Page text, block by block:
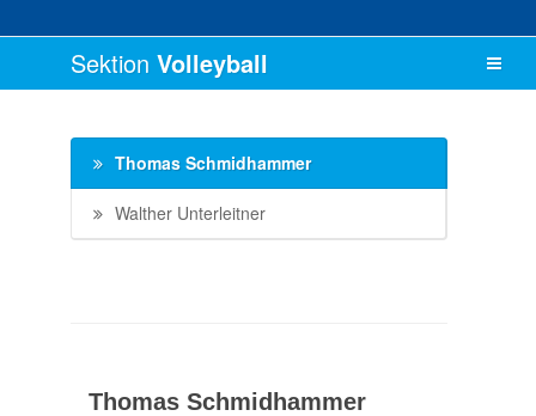
Sektion Volleyball
Thomas Schmidhammer
Walther Unterleitner
Thomas Schmidhammer